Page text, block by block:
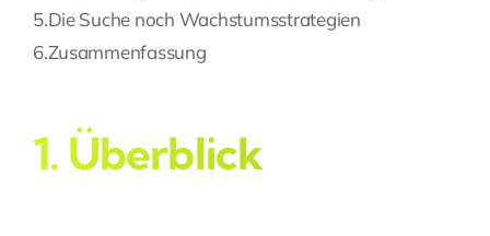
5.Die Suche noch Wachstumsstrategien
6.Zusammenfassung
1. Überblick